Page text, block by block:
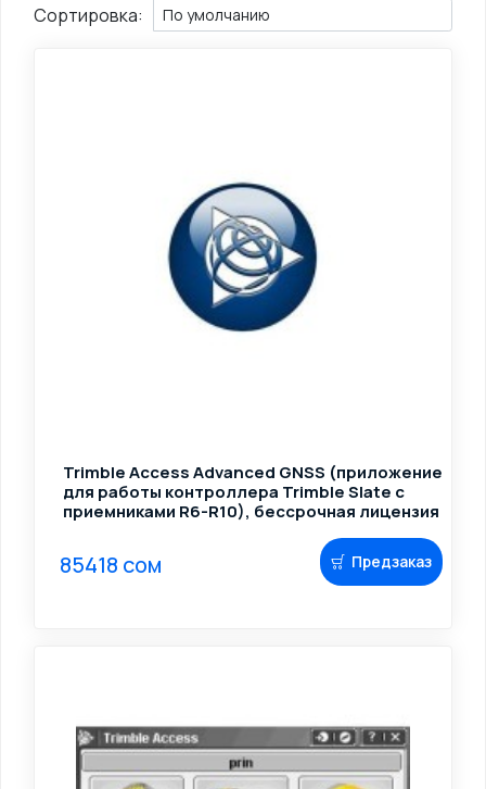
Сортировка:
Trimble Access Advanced GNSS (приложение
для работы контроллера Trimble Slate с
приемниками R6-R10), бессрочная лицензия
85418 сом Предзаказ